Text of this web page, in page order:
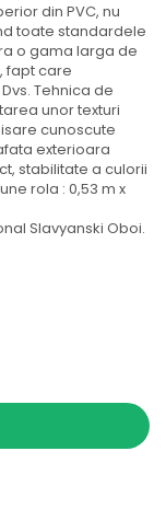
din PVC, nu
toate standardele
o gama larga de
fapt care
Tehnica de
unor texturi
cunoscute
exterioara
stabilitate a culorii
rola : 0,53 m x
Slavyanski Oboi.